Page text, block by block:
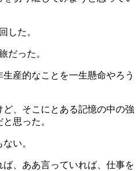
した。
だった。
産的なことを一生懸命やろう
、そこにとある記憶の中の強
思った。
い。
、ああ言っていれば、仕事を